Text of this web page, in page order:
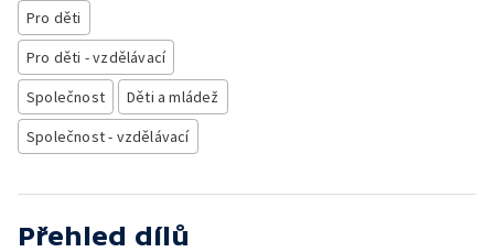
Pro děti
Pro děti - vzdělávací
Společnost
Děti a mládež
Společnost - vzdělávací
Přehled dílů